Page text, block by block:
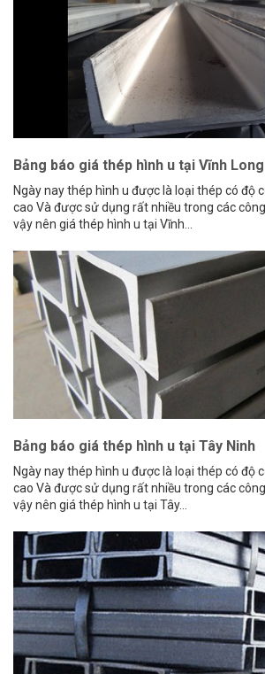
Bảng báo giá thép hình u tại Vĩnh Long
Ngày nay thép hình u được là loại thép có độ
cao Và được sử dụng rất nhiều trong các
vậy nên giá thép hình u tại Vĩnh...
Bảng báo giá thép hình u tại Tây Ninh
Ngày nay thép hình u được là loại thép có độ
cao Và được sử dụng rất nhiều trong các
vậy nên giá thép hình u tại Tây...